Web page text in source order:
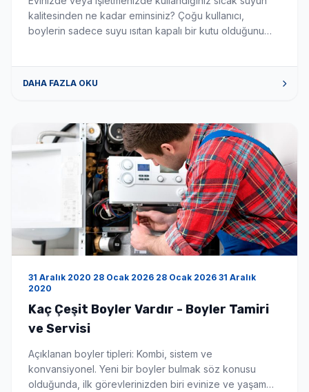
Servisi
kalitesinden ne kadar eminsiniz? Çoğu kullanıcı,
boylerin sadece suyu ısıtan kapalı bir kutu olduğunu
değil, banyonuzun demirbaşında aramanın […]
DAHA FAZLA OKU
31 Aralık 2020 28 Ocak 2026 28 Ocak 2026 31 Aralık
2020
Kaç Çeşit Boyler Vardır - Boyler Tamiri
ve Servisi
Açıklanan boyler tipleri: Kombi, sistem ve
konvansiyonel. Yeni bir boyler bulmak söz konusu
olduğunda, ilk görevlerinizden biri evinize ve yaşam